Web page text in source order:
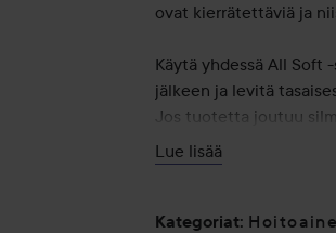
ovat kierrätettäviä ja
Käytä yhdessä All Soft
jälkeen ja levitä
Jos tuotetta joutuu
500 ml
Lue lisää
Kategoriat: